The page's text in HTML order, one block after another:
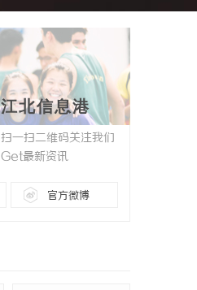
江北信息港
扫一扫二维码关注我们
Get最新资讯
官方微博